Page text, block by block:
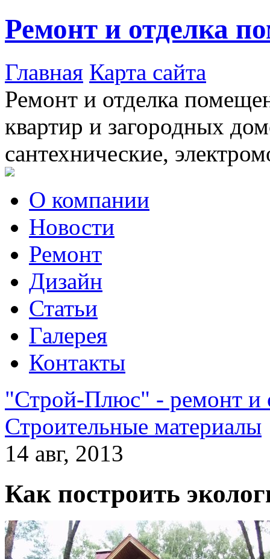
Ремонт и отделка
Главная Карта сайта
Ремонт и отделка
квартир и загородных
сантехнические,
О компании
Новости
Ремонт
Дизайн
Статьи
Галерея
Контакты
"Строй-Плюс" - ремонт и
Строительные материалы
14 авг, 2013
Как построить